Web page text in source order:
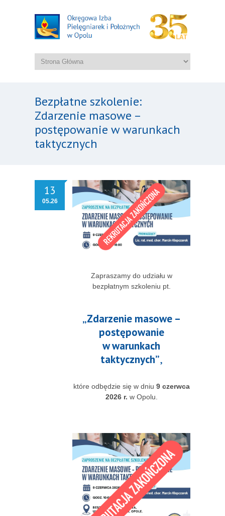
Bezpłatne szkolenie:
Zdarzenie masowe –
postępowanie w warunkach
taktycznych
13
05.26
Zapraszamy do udziału w
bezpłatnym szkoleniu pt.
„Zdarzenie masowe –
postępowanie
w warunkach
taktycznych”,
które odbędzie się w dniu 9 czerwca
2026 r. w Opolu.